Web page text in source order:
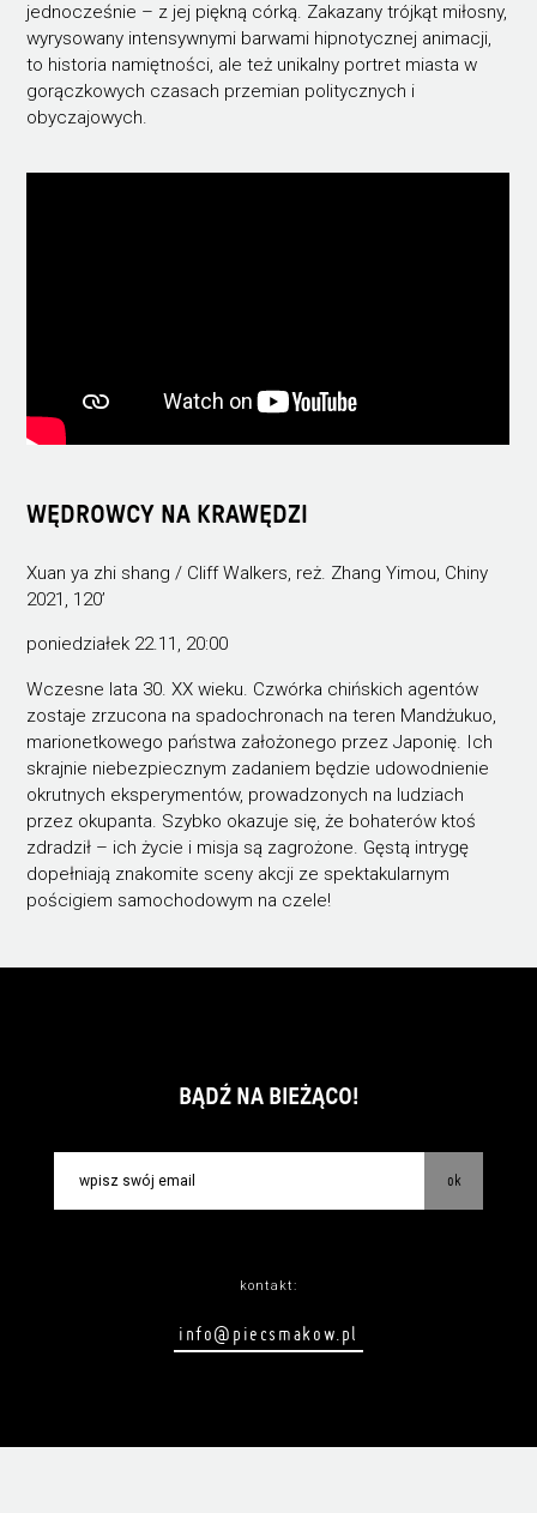
jednocześnie – z jej piękną córką. Zakazany trójkąt miłosny,
wyrysowany intensywnymi barwami hipnotycznej animacji,
to historia namiętności, ale też unikalny portret miasta w
gorączkowych czasach przemian politycznych i
obyczajowych.
WĘDROWCY NA KRAWĘDZI
Xuan ya zhi shang / Cliff Walkers, reż. Zhang Yimou, Chiny
2021, 120’
poniedziałek 22.11, 20:00
Wczesne lata 30. XX wieku. Czwórka chińskich agentów
zostaje zrzucona na spadochronach na teren Mandżukuo,
marionetkowego państwa założonego przez Japonię. Ich
skrajnie niebezpiecznym zadaniem będzie udowodnienie
okrutnych eksperymentów, prowadzonych na ludziach
przez okupanta. Szybko okazuje się, że bohaterów ktoś
zdradził – ich życie i misja są zagrożone. Gęstą intrygę
dopełniają znakomite sceny akcji ze spektakularnym
pościgiem samochodowym na czele!
BĄDŹ NA BIEŻĄCO!
ok
kontakt:
info@piecsmakow.pl